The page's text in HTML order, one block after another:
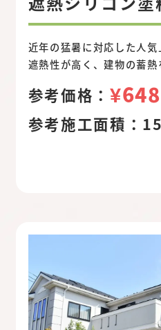
近年の猛暑に対応した人気
遮熱性が高く、建物の蓄熱
参考価格：
参考施工面積：